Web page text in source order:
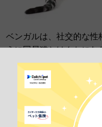
ベンガルは、社交的な性
えに同居猫とけんかに
力も強いので、取っ組
なくなります。
けがを防ぐため取っ組
あります。猫同士が「
らみ合ったら、けんかが